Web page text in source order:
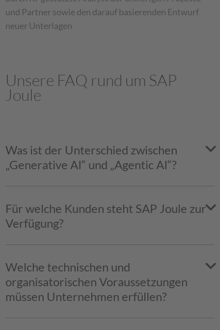
und Partner sowie den darauf basierenden Entwurf
neuer Unterlagen
Unsere FAQ rund um SAP
Joule
Was ist der Unterschied zwischen
„Generative AI“ und „Agentic AI“?
Für welche Kunden steht SAP Joule zur
Verfügung?
Welche technischen und
organisatorischen Voraussetzungen
müssen Unternehmen erfüllen?